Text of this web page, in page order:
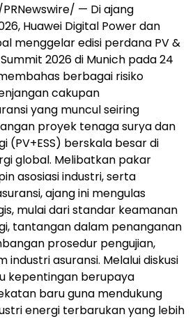
/PRNewswire/ — Di ajang
Huawei Digital Power dan
menggelar edisi perdana PV &
2026 di Munich pada 24
berbagai risiko
cakupan
yang muncul seiring
proyek tenaga surya dan
(PV+ESS) berskala besar di
global. Melibatkan pakar
asosiasi industri, serta
ajang ini mengulas
mulai dari standar keamanan
tantangan dalam penanganan
prosedur pengujian,
industri asuransi. Melalui diskusi
kepentingan berupaya
baru guna mendukung
energi terbarukan yang lebih